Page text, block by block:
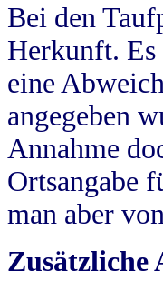
Bei den
Herkunft. Es
eine
angegeben
Annahme
Ortsangabe
man aber
Zusätzliche